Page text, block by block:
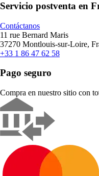
Servicio postventa en
Contáctanos
11 rue Bernard Maris
37270 Montlouis-sur-Loire,
+33 1 86 47 62 58
Pago seguro
Compra en nuestro sitio con